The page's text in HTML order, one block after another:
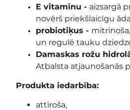
E vitamīnu - aizsargā
novērš priekšlaicīgu
probiotiķus -
un regulē tauku
Damaskas rožu
Atbalsta atjaunošanās
Produkta iedarbība:
attīroša,